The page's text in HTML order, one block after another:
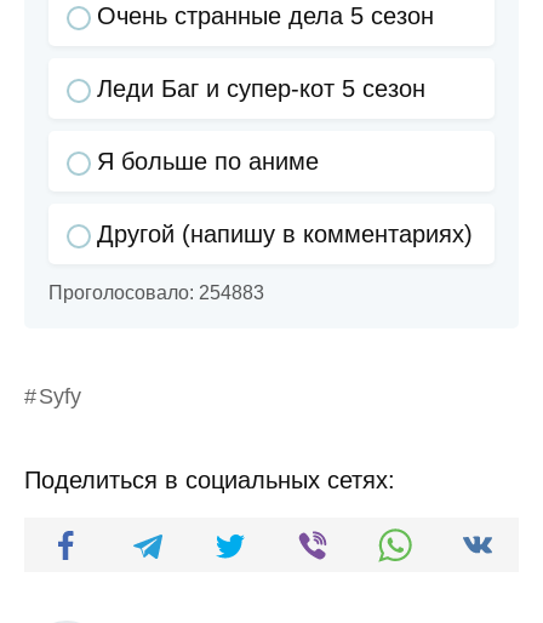
Очень странные дела 5 сезон
Леди Баг и супер-кот 5 сезон
Я больше по аниме
Другой (напишу в комментариях)
Проголосовало: 254883
Syfy
Поделиться в социальных сетях: